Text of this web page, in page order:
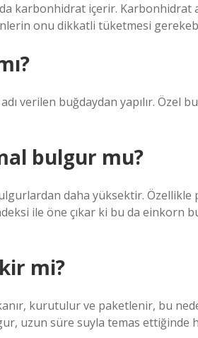
karbonhidrat içerir. Karbonhidrat
onu dikkatli tüketmesi
verilen buğdaydan yapılır. Özel
bulgur mu?
daha yüksektir. Özellikle
ile öne çıkar ki bu da einkorn
mi?
kurutulur ve paketlenir, bu
uzun süre suyla temas ettiğinde